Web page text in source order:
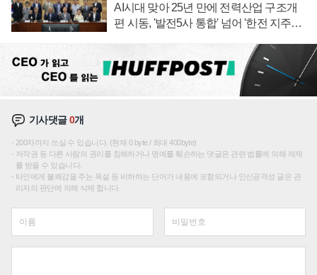
AI시대 맞아 25년 만에 전력산업 구조개
편 시동, '발전5사 통합' 넘어 '한전 지주사'
기사댓글0개
200자까지 쓰실 수 있습니다. (현재 0 byte / 최대 400byte)
저작권 등 다른 사람의 권리를 침해하거나 명예를 훼손하는 댓글은 관련 법률에 의해 제재
를 받을 수 있습니다.
타인에게 불쾌감을 주는 욕설 등 비하하는 단어가 내용에 포함되거나 인신공격성 글은 관
리자의 판단에 의해 삭제 합니다.